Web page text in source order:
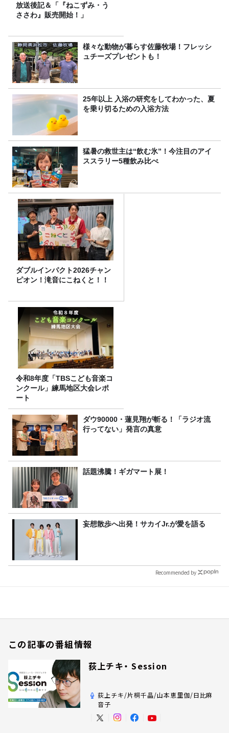
放送後記＆「『ねこずみ・う
ささわ』販売開始！」
様々な動物が暮らす佐藤牧場！フレッシ
ュチーズプレゼントも！
25年以上 入浴の研究をしてわかった、夏
を乗り切るための入浴方法
猛暑の救世主は“飲む氷”！今注目のアイ
ススラリー5種飲み比べ
ダブルインパクト2026チャン
ピオン！滝音にこねくと！！
令和8年度「TBSこども音楽コ
ンクール」練馬地区大会レポ
ート
ダウ90000・蓮見翔が斬る！「ラジオ流
行ってない」発言の真意
話題沸騰！ギガマート展！
妄想散歩へ出発！サカイJr.が愛を語る
Recommended by
この記事の番組情報
荻上チキ・ Session
荻上チキ/片桐千晶/山本恵里伽/日比麻
音子